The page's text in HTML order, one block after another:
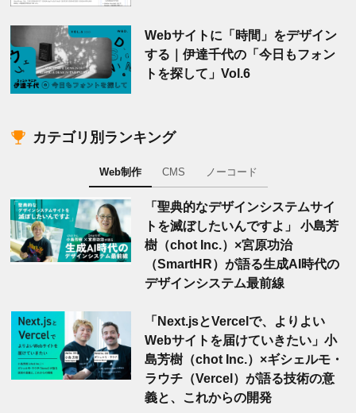
Webサイトに「時間」をデザイン
する｜伊達千代の「今日もフォン
トを探して」Vol.6
カテゴリ別ランキング
Web制作 CMS ノーコード
「聖典的なデザインシステムサイ
トを滅ぼしたいんですよ」 小島芳
樹（chot Inc.）×宮原功治
（SmartHR）が語る生成AI時代の
デザインシステム最前線
「Next.jsとVercelで、よりよい
Webサイトを届けていきたい」小
島芳樹（chot Inc.）×ギシェルモ・
ラウチ（Vercel）が語る技術の意
義と、これからの開発